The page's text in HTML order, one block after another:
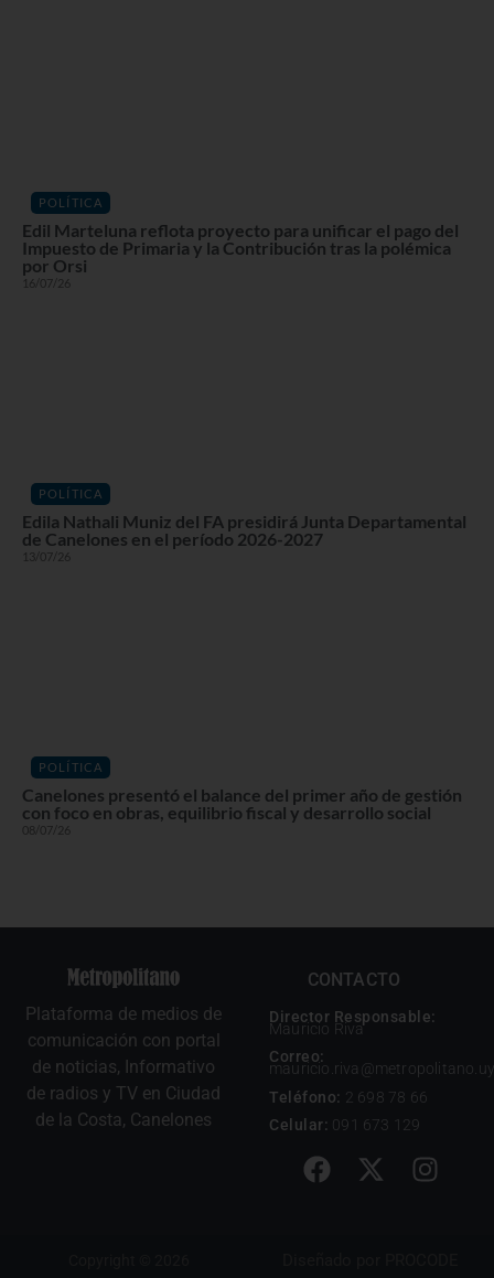
POLÍTICA
Edil Marteluna reflota proyecto para unificar el pago del
Impuesto de Primaria y la Contribución tras la polémica
por Orsi
16/07/26
POLÍTICA
Edila Nathali Muniz del FA presidirá Junta Departamental
de Canelones en el período 2026-2027
13/07/26
POLÍTICA
Canelones presentó el balance del primer año de gestión
con foco en obras, equilibrio fiscal y desarrollo social
08/07/26
Plataforma de medios de
comunicación con portal
de noticias, Informativo
de radios y TV en Ciudad
de la Costa, Canelones
CONTACTO
Director Responsable:
Mauricio Riva
Correo:
mauricio.riva@metropolitano.uy
Teléfono: 2 698 78 66
Celular: 091 673 129